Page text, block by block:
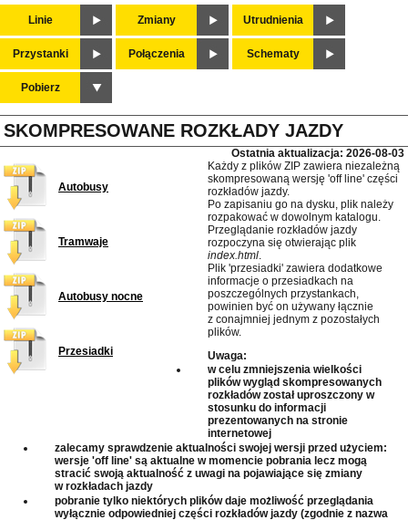
Linie Zmiany Utrudnienia
Przystanki Połączenia Schematy
Pobierz
SKOMPRESOWANE ROZKŁADY JAZDY
Ostatnia aktualizacja: 2026-08-03
Autobusy
Tramwaje
Autobusy nocne
Przesiadki
Każdy z plików ZIP zawiera niezależną
skompresowaną wersję 'off line' części
rozkładów jazdy.
Po zapisaniu go na dysku, plik należy
rozpakować w dowolnym katalogu.
Przeglądanie rozkładów jazdy
rozpoczyna się otwierając plik
index.html.
Plik 'przesiadki' zawiera dodatkowe
informacje o przesiadkach na
poszczególnych przystankach,
powinien być on używany łącznie
z conajmniej jednym z pozostałych
plików.
Uwaga:
w celu zmniejszenia wielkości
plików wygląd skompresowanych
rozkładów został uproszczony w
stosunku do informacji
prezentowanych na stronie
internetowej
zalecamy sprawdzenie aktualności swojej wersji przed użyciem:
wersje 'off line' są aktualne w momencie pobrania lecz mogą
stracić swoją aktualność z uwagi na pojawiające się zmiany
w rozkładach jazdy
pobranie tylko niektórych plików daje możliwość przeglądania
wyłącznie odpowiedniej części rozkładów jazdy (zgodnie z nazwa